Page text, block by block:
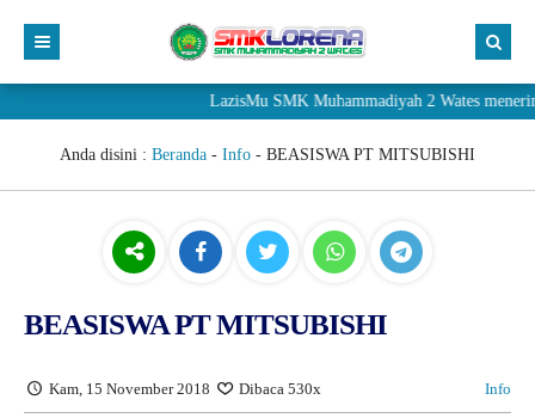
LazisMu SMK Muhammadiyah 2 Wates menerima
Anda disini : Beranda - Info - BEASISWA PT MITSUBISHI
BEASISWA PT MITSUBISHI
Kam, 15 November 2018 Dibaca 530x Info